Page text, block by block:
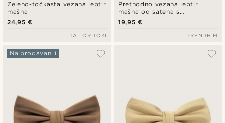
Zeleno-točkasta vezana leptir
mašna
24,95 €
TAILOR TOKI
Prethodno vezana leptir
mašna od satena s
dijamantnim vrhovima boje
sivog dima
19,95 €
TRENDHIM
Najprodavaniji